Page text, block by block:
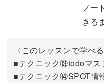
⑪引出コメントによる
実際の活用例
おわりに
ノー
きる
〈このレッスンで学べる
■テクニック⑬todoマス
■テクニック⑭SPOT情